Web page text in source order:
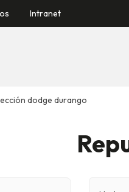
Intranet
dodge durango